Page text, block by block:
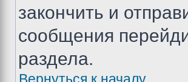
закончить и
сообщения
раздела.